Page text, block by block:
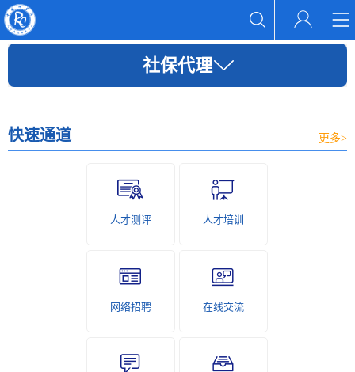
社保代理
快速通道 更多>
人才测评 人才培训
网络招聘 在线交流